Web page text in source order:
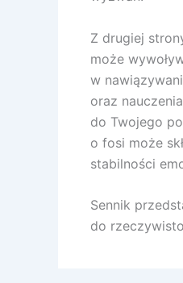
Z drugiej
może
w
oraz
do Twojego
o fosi może
stabilności
Sennik
do